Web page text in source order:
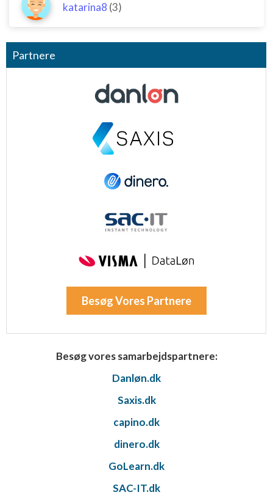
katarina8 (3)
Partnere
Besøg Vores Partnere
Besøg vores samarbejdspartnere:
Danløn.dk
Saxis.dk
capino.dk
dinero.dk
GoLearn.dk
SAC-IT.dk